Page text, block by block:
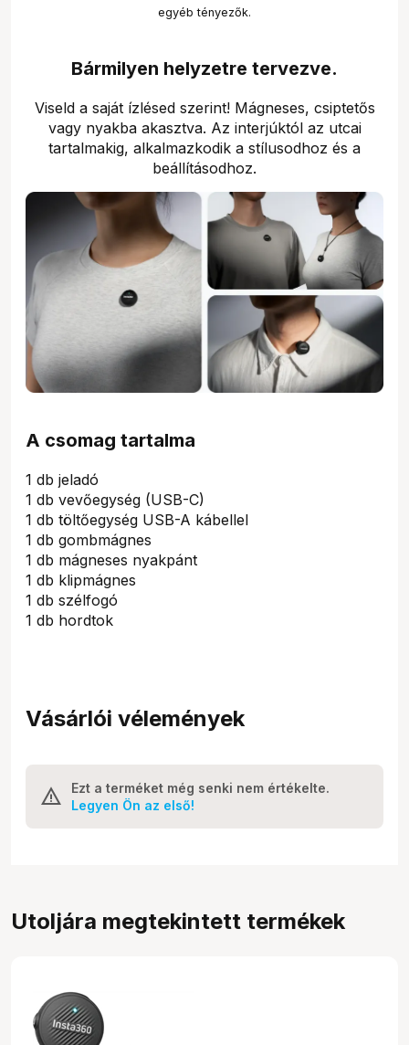
egyéb tényezők.
Bármilyen helyzetre tervezve.
Viseld a saját ízlésed szerint! Mágneses, csiptetős
vagy nyakba akasztva. Az interjúktól az utcai
tartalmakig, alkalmazkodik a stílusodhoz és a
beállításodhoz.
A csomag tartalma
1 db jeladó
1 db vevőegység (USB-C)
1 db töltőegység USB-A kábellel
1 db gombmágnes
1 db mágneses nyakpánt
1 db klipmágnes
1 db szélfogó
1 db hordtok
Vásárlói vélemények
Ezt a terméket még senki nem értékelte.
Legyen Ön az első!
Utoljára megtekintett termékek